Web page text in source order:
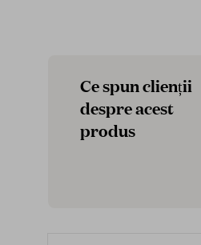
Ce spun clienții
despre acest
produs